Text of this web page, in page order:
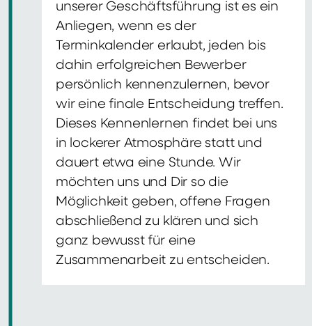
unserer Geschäftsführung ist es ein
Anliegen, wenn es der
Terminkalender erlaubt, jeden bis
dahin erfolgreichen Bewerber
persönlich kennenzulernen, bevor
wir eine finale Entscheidung treffen.
Dieses Kennenlernen findet bei uns
in lockerer Atmosphäre statt und
dauert etwa eine Stunde. Wir
möchten uns und Dir so die
Möglichkeit geben, offene Fragen
abschließend zu klären und sich
ganz bewusst für eine
Zusammenarbeit zu entscheiden.